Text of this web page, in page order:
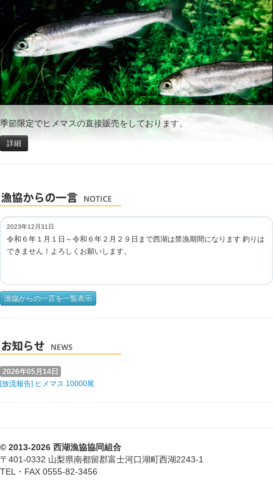
季節限定でヒメマスの直接販売をしております。
詳細
2023年12月31日
令和６年１月１日～令和６年２月２９日まで西湖は禁漁期間になります 釣りは
できません！よろしくお願いします。
漁協からの一言を一覧表示
2026年05月14日
[放流報告] ヒメマス 10000尾
© 2013-2026 西湖漁協協同組合
〒401-0332 山梨県南都留郡富士河口湖町西湖2243-1
TEL・FAX 0555-82-3456